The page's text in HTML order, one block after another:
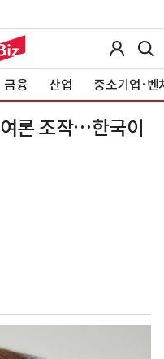
금융 산업 중소기업·벤
론 조작…한국이